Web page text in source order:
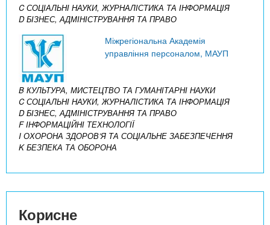
C СОЦІАЛЬНІ НАУКИ, ЖУРНАЛІСТИКА ТА ІНФОРМАЦІЯ
D БІЗНЕС, АДМІНІСТРУВАННЯ ТА ПРАВО
Міжрегіональна Академія
управління персоналом, МАУП
B КУЛЬТУРА, МИСТЕЦТВО ТА ГУМАНІТАРНІ НАУКИ
C СОЦІАЛЬНІ НАУКИ, ЖУРНАЛІСТИКА ТА ІНФОРМАЦІЯ
D БІЗНЕС, АДМІНІСТРУВАННЯ ТА ПРАВО
F ІНФОРМАЦІЙНІ ТЕХНОЛОГІЇ
I ОХОРОНА ЗДОРОВ’Я ТА СОЦІАЛЬНЕ ЗАБЕЗПЕЧЕННЯ
K БЕЗПЕКА ТА ОБОРОНА
Корисне